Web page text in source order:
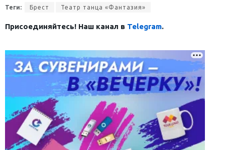
Теги: Брест Театр танца «Фантазия»
Присоединяйтесь! Наш канал в Telegram.